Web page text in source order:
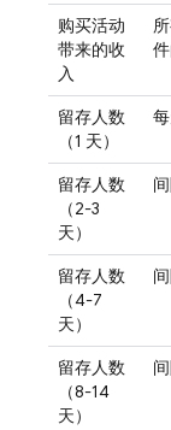
购买活动
带来的收
入
留存人数
（1 天）
留存人数
（2-3
天）
留存人数
（4-7
天）
留存人数
（8-14
天）